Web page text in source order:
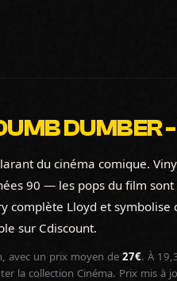
DUMBER
du cinéma comique.
90 — les pops du film
complète Lloyd et symbolise
sur Cdiscount.
avec un prix moyen de 27€. À
la collection Cinéma. Prix mis à